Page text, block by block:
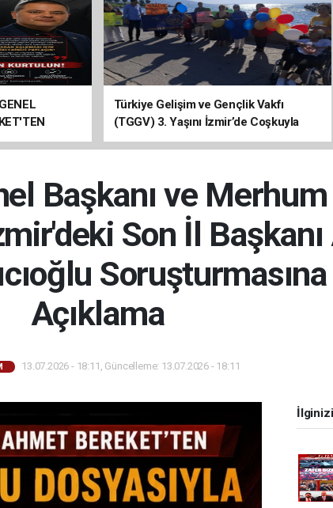
Türkiye Gelişim ve Gençlik Vakfı
(TGGV) 3. Yaşını İzmir’de Coşkuyla
Kutladı
Başkanı ve
Son İl
Açıklama
13.07.2026 - 18:11, Güncelleme: 13.07.2026 - 18:11